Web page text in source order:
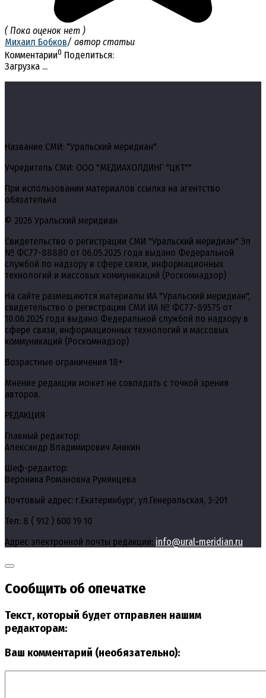
( Пока оценок нет )
Михаил Бобков/ автор статьи
Комментарии0 Поделиться:
Загрузка ...
Название СМИ: "Уральский меридиан"
Учредитель СМИ: ООО "МЕДИАХОЛДИНГ "ЦКТ""
При использовании материалов ссылка на агентство
обязательна
© 2026 Уральский меридиан
Свидетельство о регистрации СМИ "Уральский меридиан" Эл
№ ФС77-88880 от 06.05.2025 года выдано Федеральной
службой по надзору в сфере связи, информационных
технологий и массовых коммуникаций (Роскомнадзор)
На сайте размещаются материалы ИА "Уральский меридиан",
свидетельство о регистрации СМИ ИА № ФС77-89575 от
10.06.2025 года выдано Федеральной службой по надзору в
сфере связи, информационных технологий и массовых
коммуникаций (Роскомнадзор)
Возрастные ограничения 18+
Мнение редакции может не совпадать с точкой зрения
авторов.
РЕДАКЦИЯ
Главный редактор:
Александр Владимирович Аникин
Шеф-редактор:
Вероника Романовна Румянцева
Почтовый адрес: г.Екатеринбург, ул.Генеральская, 3-201
Тел: 8 ( 912 ) 600 19 10
Адрес электронной почты редакции: info@ural-meridian.ru
Сообщить об опечатке
Текст, который будет отправлен нашим
редакторам:
Ваш комментарий (необязательно):